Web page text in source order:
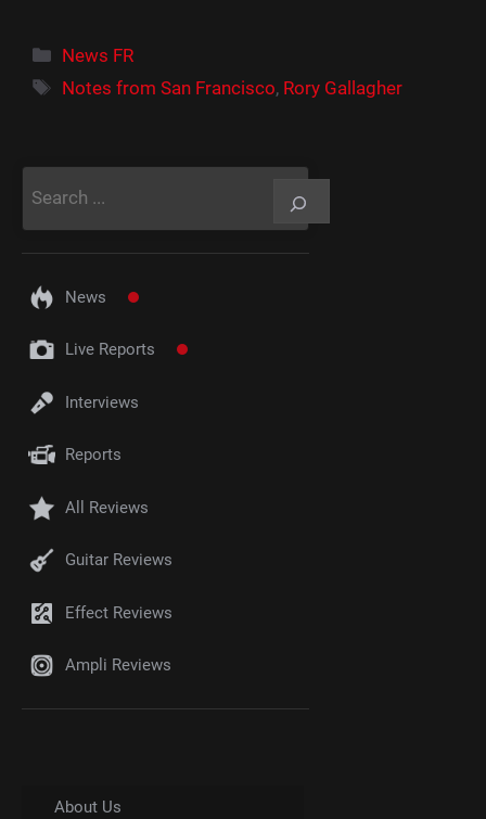
Catégories
News FR
Étiquettes
Notes from San Francisco, Rory Gallagher
News
Live Reports
Interviews
Reports
All Reviews
Guitar Reviews
Effect Reviews
Ampli Reviews
About Us